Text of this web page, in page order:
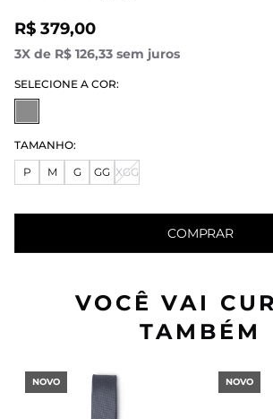
R$ 379,00
3X de R$ 126,33 sem juros
SELECIONE A COR:
TAMANHO:
P
M G GG XGG
COMPRAR
VOCÊ VAI
TAMBÉM
NOVO NOVO